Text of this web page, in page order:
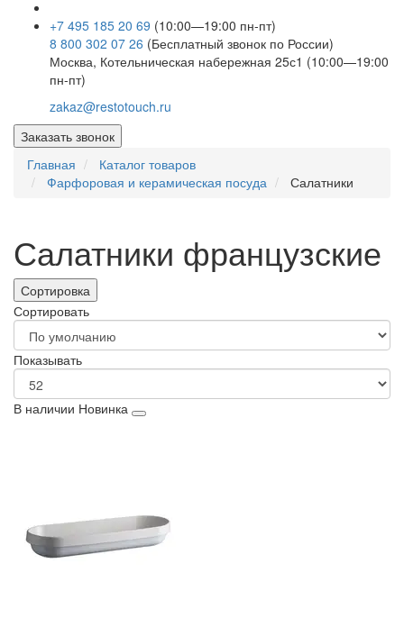
+7 495 185 20 69 (10:00—19:00 пн-пт)
8 800 302 07 26 (Бесплатный звонок по России)
Москва, Котельническая набережная 25с1 (10:00—19:00
пн-пт)
zakaz@restotouch.ru
Заказать звонок
Главная
Каталог товаров
Фарфоровая и керамическая посуда
Салатники
Салатники французские
Сортировка
Сортировать
Показывать
В наличии Новинка